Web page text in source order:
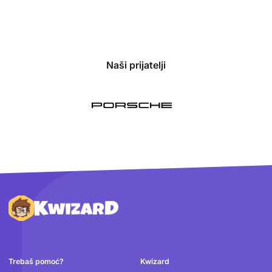
Naši prijatelji
Podnožje
Trebaš pomoć? Kwizard